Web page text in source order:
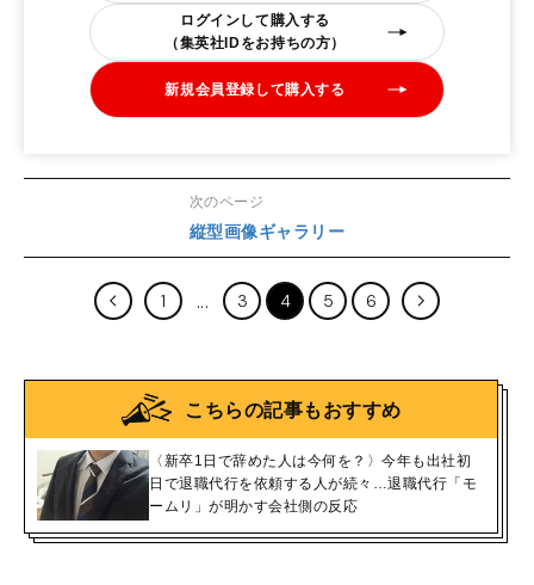
ログインして購入する
（集英社IDをお持ちの方）
新規会員登録して購入する
次のページ
縦型画像ギャラリー
1 3 4 5 6
こちらの記事もおすすめ
〈新卒1日で辞めた人は今何を？〉今年も出社初
日で退職代行を依頼する人が続々…退職代行「モ
ームリ」が明かす会社側の反応